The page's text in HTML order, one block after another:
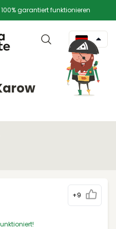
garantiert funktionieren
+9